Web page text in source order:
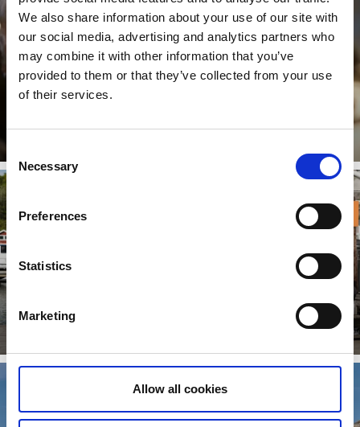
We also share information about your use of our site with
our social media, advertising and analytics partners who
may combine it with other information that you’ve
provided to them or that they’ve collected from your use
of their services.
Selection
Necessary
Preferences
Statistics
Marketing
Allow all cookies
Såhär kommer du ut till Väderöarna